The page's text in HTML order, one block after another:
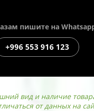
пишите на
+996 553 916 123
вид и наличие
от данных на